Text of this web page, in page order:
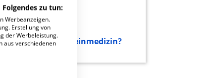
für Allgemeinmedizin?
zu tun:
Werbeanzeigen.
Erstellung von
der Werbeleistung.
aus verschiedenen